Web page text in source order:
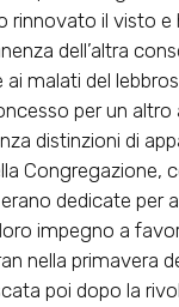
rinnovato il visto
dell’altra
malati del
per un altro
distinzioni di
Congregazione,
dedicate per
impegno a
nella primavera
poi dopo la